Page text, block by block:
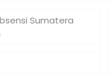
Sumatera